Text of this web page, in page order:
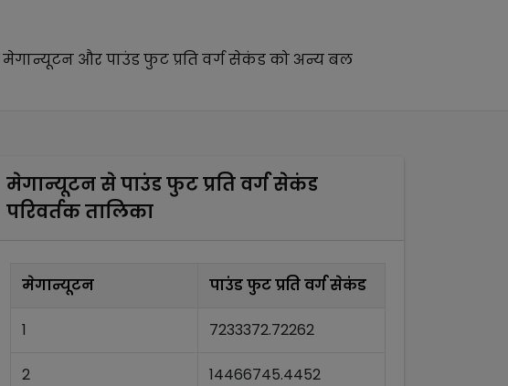
मेगान्यूटन औरपाउंड फुट प्रति वर्ग सेकंडको अन्यबल
मेगान्यूटनसेपाउंड फुट प्रति वर्ग सेकंड
परिवर्तक तालिका
मेगान्यूटन पाउंड फुट प्रति वर्ग सेकंड
1 7233372.72262
2 14466745.4452